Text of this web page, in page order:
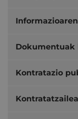
Dokumentuak
Kontratazio